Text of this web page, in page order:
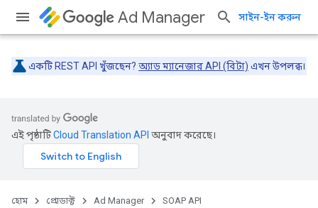
Ad Manager সাইন-ইন করুন
একটি REST API খুঁজছেন? অ্যাড ম্যানেজার API (বিটা) এখন উপলব্ধ।
এই পৃষ্ঠাটিCloud Translation API অনুবাদ করেছে।
হোম প্রোডাক্ট Ad Manager SOAP API